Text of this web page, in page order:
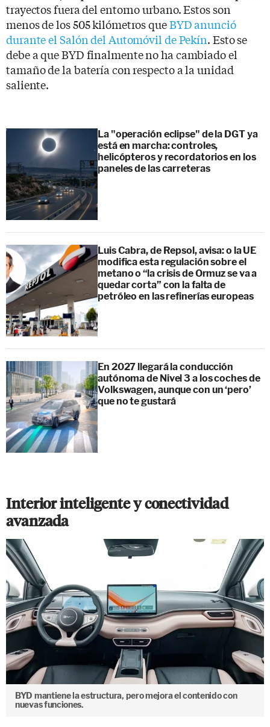
trayectos fuera del entorno urbano. Estos son
menos de los 505 kilómetros queBYD anunció
durante el Salón del Automóvil de Pekín. Esto se
debe a que BYD finalmente no ha cambiado el
tamaño de la batería con respecto a la unidad
saliente.
La "operación eclipse" de la DGT ya
está en marcha: controles,
helicópteros y recordatorios en los
paneles de las carreteras
Luis Cabra, de Repsol, avisa: o la UE
modifica esta regulación sobre el
metano o “la crisis de Ormuz se va a
quedar corta” con la falta de
petróleo en las refinerías europeas
En 2027 llegará la conducción
autónoma de Nivel 3 a los coches de
Volkswagen, aunque con un ‘pero’
que no te gustará
Interior inteligente y conectividad
avanzada
BYD mantiene la estructura, pero mejora el contenido con
nuevas funciones.